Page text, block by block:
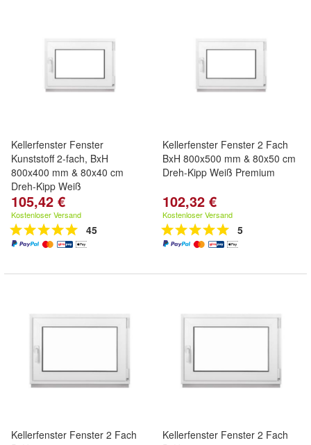
Kellerfenster Fenster
Kunststoff 2-fach, BxH
800x400 mm & 80x40 cm
Dreh-Kipp Weiß
105,42 €
Kostenloser Versand
45
Kellerfenster Fenster 2 Fach
BxH 800x500 mm & 80x50 cm
Dreh-Kipp Weiß Premium
102,32 €
Kostenloser Versand
5
Kellerfenster Fenster 2 Fach
Kellerfenster Fenster 2 Fach